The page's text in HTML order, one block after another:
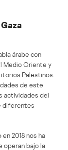
árabe con
Medio Oriente y
Palestinos.
de este
actividades del
diferentes
2018 nos ha
operan bajo la